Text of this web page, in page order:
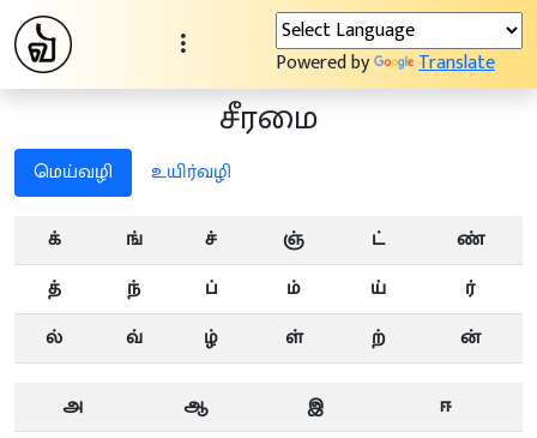
Powered by Translate
சீரமை
மெய்வழி உயிர்வழி
க் ங் ச் ஞ் ட்
ண்
த்
ந் ப் ம் ய்
ர்
ல்
வ் ழ் ள் ற் ன்
அ ஆ இ
ஈ